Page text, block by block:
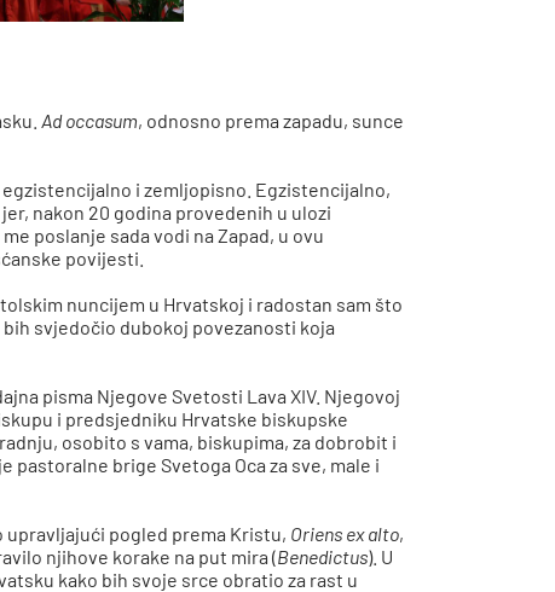
Ad occasum, odnosno prema zapadu, sunce
i zemljopisno. Egzistencijalno,
nakon 20 godina provedenih u ulozi
poslanje sada vodi na Zapad, u ovu
povijesti.
nuncijem u Hrvatskoj i radostan sam što
svjedočio dubokoj povezanosti koja
pisma Njegove Svetosti Lava XIV. Njegovoj
i predsjedniku Hrvatske biskupske
osobito s vama, biskupima, za dobrobit i
pastoralne brige Svetoga Oca za sve, male i
pogled prema Kristu, Oriens ex alto,
njihove korake na put mira (Benedictus). U
kako bih svoje srce obratio za rast u